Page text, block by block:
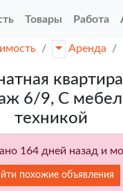
Товары Работа
Аренда
6/9, С
техникой
164 дней назад и
похожие объявления